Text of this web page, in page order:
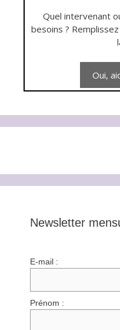
Quel intervenant
besoins ?
Newsletter
E-mail :
Prénom :